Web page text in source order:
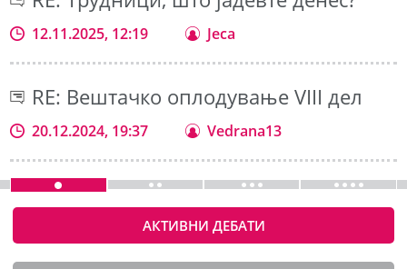
12.11.2025, 12:19 Jeca
RE: Вештачко оплодување VIII дел
20.12.2024, 19:37 Vedrana13
АКТИВНИ ДЕБАТИ